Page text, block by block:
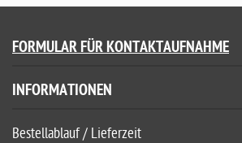
FORMULAR FÜR KONTAKTAUFNAHME
INFORMATIONEN
Bestellablauf / Lieferzeit